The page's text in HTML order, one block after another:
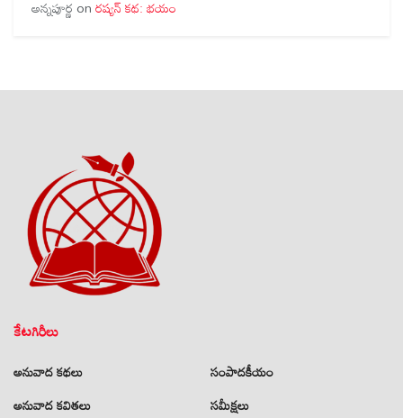
అన్నపూర్ణ onరష్యన్ కథ: భయం
కేటగిరీలు
అనువాద కథలు
అనువాద కవితలు
సంపాదకీయం
సమీక్షలు